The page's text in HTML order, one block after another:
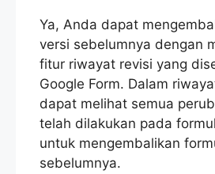
Ya, Anda dapat
versi sebelumnya dengan
fitur riwayat revisi yang
Google Form. Dalam
dapat melihat semua
telah dilakukan pada
untuk mengembalikan
sebelumnya.